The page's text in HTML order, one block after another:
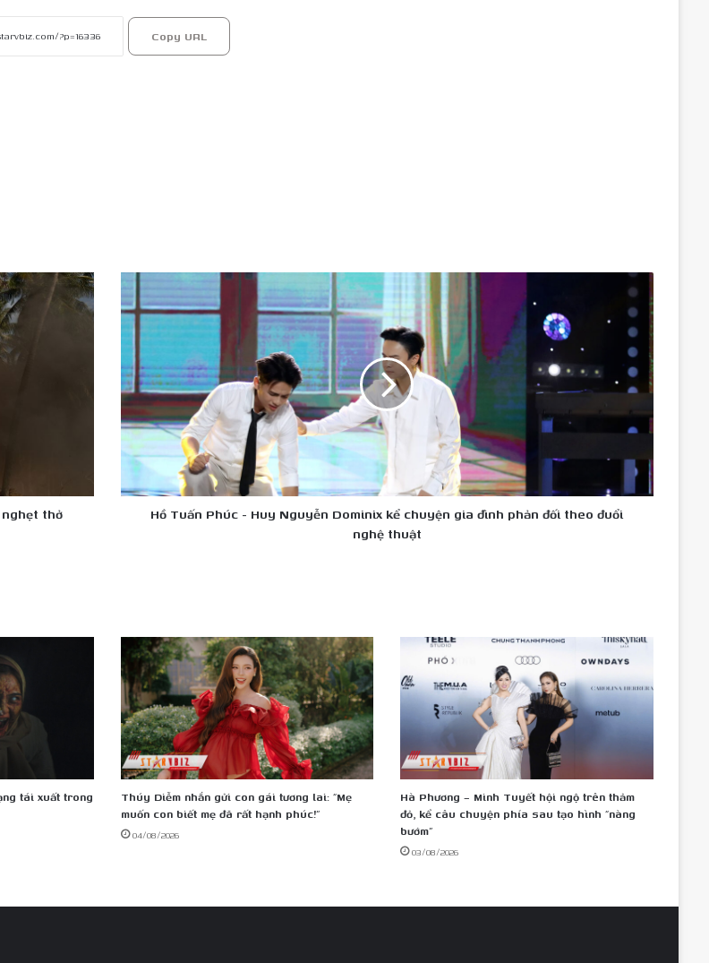
Copy URL
nghẹt thở
Hồ
Tuấn
Phúc
Huy
Nguyễn
Dominix
chuyện
gia
đình
phản
Hồ Tuấn Phúc - Huy Nguyễn Dominix kể chuyện gia đình phản đối theo đuổi
nghệ thuật
tái xuất trong
Thúy Diễm nhắn gửi con gái tương lai: “Mẹ
muốn con biết mẹ đã rất hạnh phúc!”
04/08/2026
Hà Phương – Minh Tuyết hội ngộ trên thảm
đỏ, kể câu chuyện phía sau tạo hình “nàng
bướm”
03/08/2026